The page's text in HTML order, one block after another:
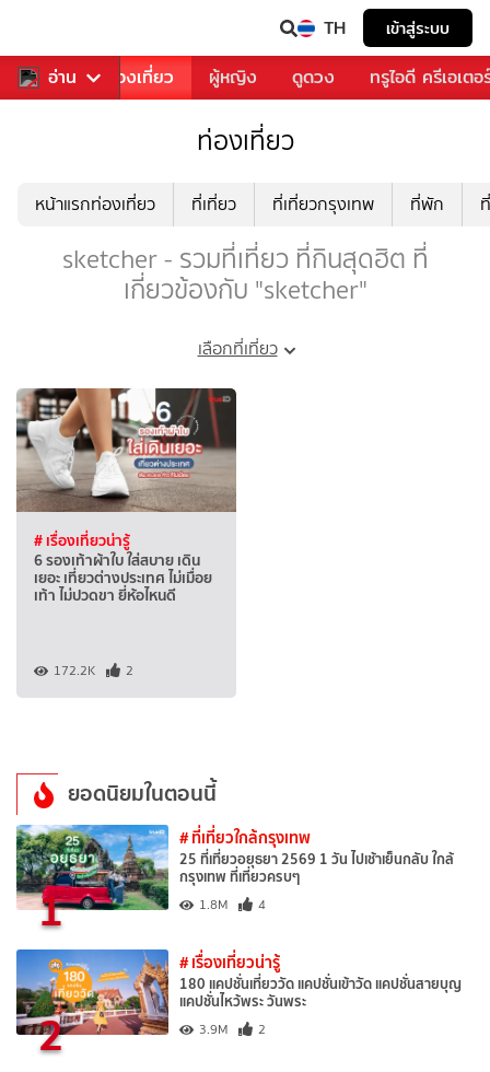
TH เข้าสู่ระบบ
อ่าน
อาหาร ท่องเที่ยว ผู้หญิง ดูดวง ทรูไอดี ครีเอเตอ
ท่องเที่ยว
หน้าแรกท่องเที่ยว ที่เที่ยว ที่เที่ยวกรุงเทพ ที่พัก
sketcher - รวมที่เที่ยว ที่กินสุดฮิต ที่
เกี่ยวข้องกับ "sketcher"
เลือกที่เที่ยว
# เรื่องเที่ยวน่ารู้
6 รองเท้าผ้าใบ ใส่สบาย เดิน
เยอะ เที่ยวต่างประเทศ ไม่เมื่อย
เท้า ไม่ปวดขา ยี่ห้อไหนดี
172.2K 2
ยอดนิยมในตอนนี้
1
# ที่เที่ยวใกล้กรุงเทพ
25 ที่เที่ยวอยุธยา 2569 1 วัน ไปเช้าเย็นกลับ ใกล้
กรุงเทพ ที่เที่ยวครบๆ
1.8M 4
2
# เรื่องเที่ยวน่ารู้
180 แคปชั่นเที่ยววัด แคปชั่นเข้าวัด แคปชั่นสายบุญ
แคปชั่นไหว้พระ วันพระ
3.9M 2